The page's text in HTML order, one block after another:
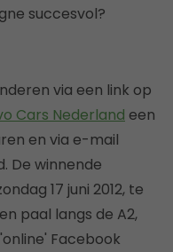
succesvol?
via een link op
Cars Nederland een
en via e-mail
De winnende
17 juni 2012, te
paal langs de A2,
Facebook